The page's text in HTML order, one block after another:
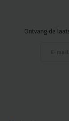
Ontvang de